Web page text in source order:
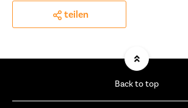
teilen
Back to top